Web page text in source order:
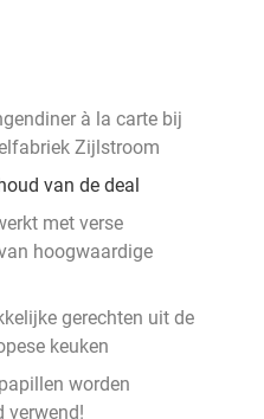
à la carte bij
Zijlstroom
van de deal
met verse
hoogwaardige
gerechten uit de
keuken
worden
verwend!